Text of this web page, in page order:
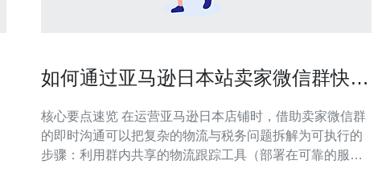
如何通过亚马逊日本站卖家微信群快速
核心要点速览 在运营亚马逊日本店铺时，借助卖家微信群
的即时沟通可以把复杂的物流与税务问题拆解为可执行的
步骤：利用群内共享的物流跟踪工具（部署在可靠的服务